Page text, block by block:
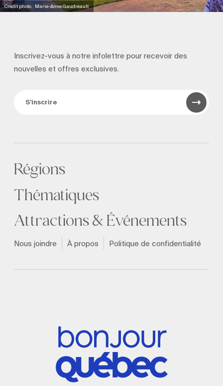
Crédit photo : Marie-Anne Gaudreault
Inscrivez-vous à notre infolettre pour recevoirdes
nouvelles et offres exclusives.
S'inscrire
Régions
Thématiques
Attractions & Événements
Nous joindre À propos Politique de confidentialité